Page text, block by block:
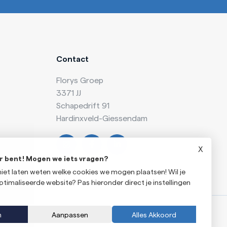
Contact
Florys Groep
3371 JJ
Schapedrift 91
Hardinxveld-Giessendam
Privacyverklaring Onderdeel vanFlorys Groep
bent! Mogen we iets vragen?
laten weten welke cookies we mogen plaatsen! Wil je
website? Pas hieronder direct je instellingen
Aanpassen Alles Akkoord
X